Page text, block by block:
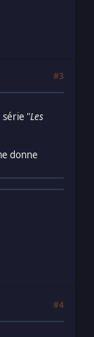
#3
série "Les
donne
#4